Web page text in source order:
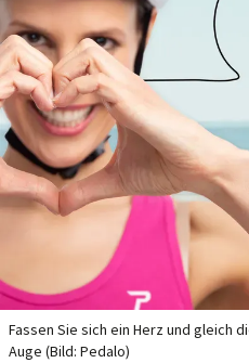
Fassen Sie sich ein Herz und gleich
Auge (Bild: Pedalo)